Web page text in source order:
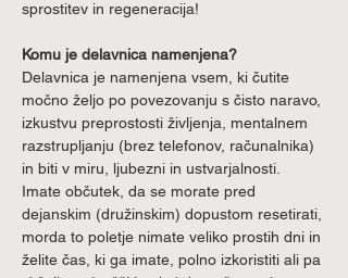
sprostitev in regeneracija!
Komu je delavnica namenjena?
Delavnica je namenjena vsem, ki čutite
močno željo po povezovanju s čisto naravo,
izkustvu preprostosti življenja, mentalnem
razstrupljanju (brez telefonov, računalnika)
in biti v miru, ljubezni in ustvarjalnosti.
Imate občutek, da se morate pred
dejanskim (družinskim) dopustom resetirati,
morda to poletje nimate veliko prostih dni in
želite čas, ki ga imate, polno izkoristiti ali pa